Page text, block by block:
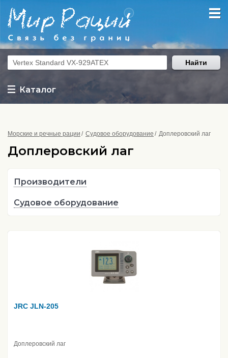
Каталог
Найти
Морские и речные рации Судовое оборудование Доплеровский лаг
Доплеровский лаг
Производители
Судовое оборудование
JRC JLN-205
Доплеровский лаг